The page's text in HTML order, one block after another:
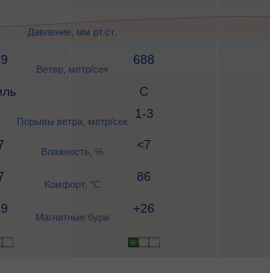
Давление, мм рт.ст.
Ветер, метр/сек
Порывы ветра, метр/сек
Влажность, %
Комфорт, °C
Магнитные бури
688
С
1-3
<7
86
+26